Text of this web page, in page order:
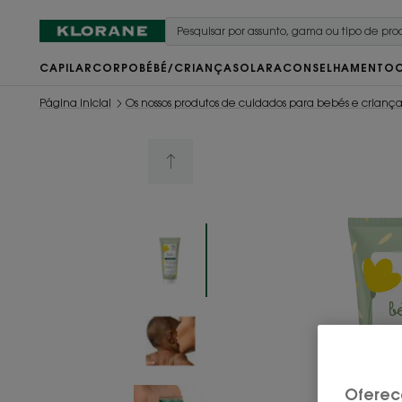
CAPILAR CORPO BÉBÉ/CRIANÇA SOLARACONSELHAMENTO
Página inicial Os nossos produtos de cuidados para bebés e